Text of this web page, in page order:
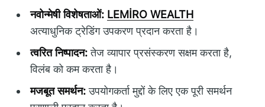
नवोन्मेषी विशेषताओं: LEMİRO WEALTH
अत्याधुनिक ट्रेडिंग उपकरण प्रदान करता है।
त्वरित निष्पादन:तेज व्यापार प्रसंस्करण सक्षम करता है,
विलंब को कम करता है।
मजबूत समर्थन:उपयोगकर्ता मुद्दों के लिए एक पूरी समर्थन